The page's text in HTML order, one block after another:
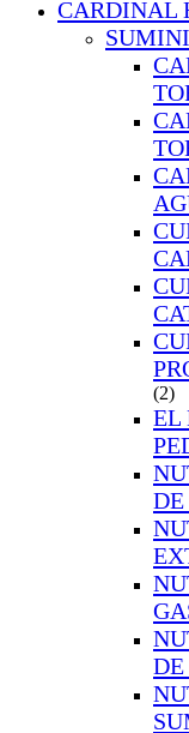
CARDINAL
(2)
EL
DE